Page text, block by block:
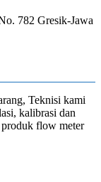
782 Gresik-Jawa
Teknisi kami
kalibrasi dan
produk flow meter